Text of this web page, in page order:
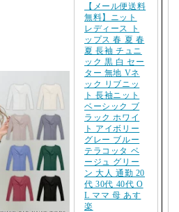
【メール便送料
無料】ニット
レディース ト
ップス 春 夏 春
夏 長袖 チュニ
ック 黒 白 セー
ター 無地 Vネ
ック リブニッ
ト 長袖ニット
ベーシック ブ
ラック ホワイ
ト アイボリー
グレー ブルー
テラコッタ ベ
ージュ グリー
ン 大人 通勤 20
代 30代 40代 O
L ママ 母 あす
楽